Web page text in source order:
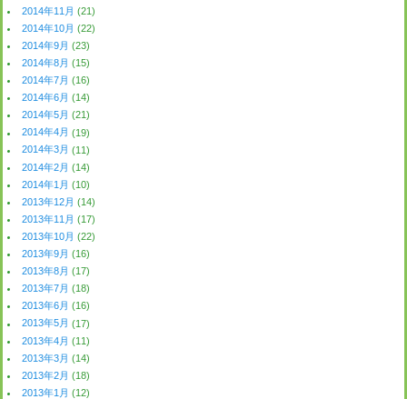
2014年11月 (21)
2014年10月 (22)
2014年9月 (23)
2014年8月 (15)
2014年7月 (16)
2014年6月 (14)
2014年5月 (21)
2014年4月 (19)
2014年3月 (11)
2014年2月 (14)
2014年1月 (10)
2013年12月 (14)
2013年11月 (17)
2013年10月 (22)
2013年9月 (16)
2013年8月 (17)
2013年7月 (18)
2013年6月 (16)
2013年5月 (17)
2013年4月 (11)
2013年3月 (14)
2013年2月 (18)
2013年1月 (12)